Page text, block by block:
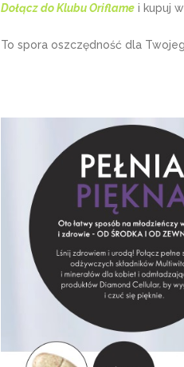
Dołącz do Klubu Oriflamei kupuj
To spora oszczędność dla